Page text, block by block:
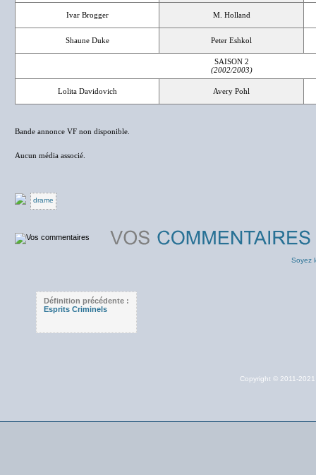
Ivar Brogger M. Holland
Shaune Duke Peter Eshkol
SAISON 2
(2002/2003)
Lolita Davidovich Avery Pohl
Bande annonce VF non disponible.
Aucun média associé.
drame
Soyez
Définition précédente :
Esprits Criminels
Copyright © 2011-